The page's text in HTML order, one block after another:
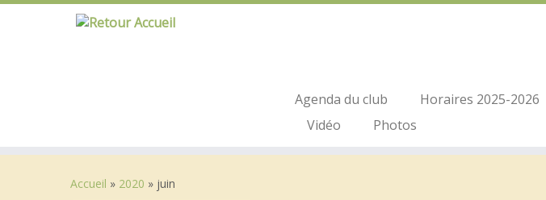
Passer
Agenda du club Horaires 2025-2026
Vidéo
Photos
Accueil » 2020 » juin